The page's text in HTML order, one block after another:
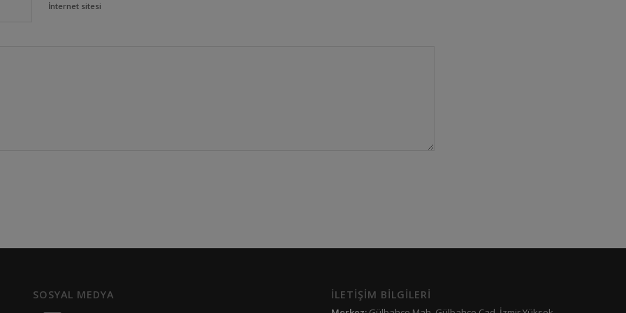
İnternet sitesi
SOSYAL MEDYA İLETİŞİM BİLGİLERİ